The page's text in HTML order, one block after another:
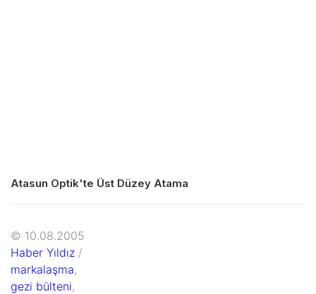
Atasun Optik'te Üst Düzey Atama
© 10.08.2005
Haber Yıldız /
markalaşma,
gezi bülteni,